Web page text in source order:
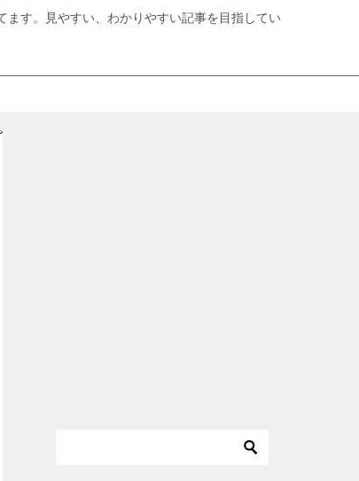
ます。見やすい、わかりやすい記事を目指してい